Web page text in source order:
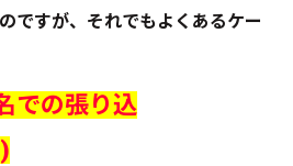
のですが、それでもよくあるケー
での張り込